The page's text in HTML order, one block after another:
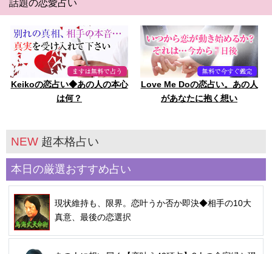
話題の恋愛占い
Keikoの恋占い◆あの人の本心
は何？
Love Me Doの恋占い。あの人
があなたに抱く想い
NEW 超本格占い
本日の厳選おすすめ占い
現状維持も、限界。恋叶うか否か即決◆相手の10大
真意、最後の恋選択